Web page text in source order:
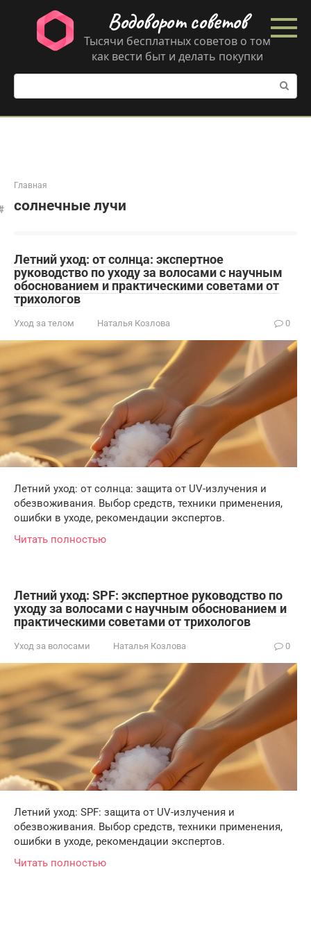
контенту
Водоворот советов
Тысячи бесплатных советов о том
как вести быт и делать покупки
Поиск:
Главная
солнечные лучи
Летний уход: от солнца: экспертное
руководство по уходу за волосами с научным
обоснованием и практическими советами от
трихологов
Уход за телом Наталья Козлова 0
Летний уход: от солнца: защита от UV-излучения и
обезвоживания. Выбор средств, техники применения,
ошибки в уходе, рекомендации экспертов.
Читать полностью
Летний уход: SPF: экспертное руководство по
уходу за волосами с научным обоснованием и
практическими советами от трихологов
Уход за волосами Наталья Козлова 0
Летний уход: SPF: защита от UV-излучения и
обезвоживания. Выбор средств, техники применения,
ошибки в уходе, рекомендации экспертов.
Читать полностью